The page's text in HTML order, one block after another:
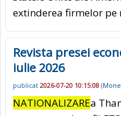
extinderea firmelor pe
Revista presei
iulie 2026
publicat 2026-07-20 10:15:08 (
NATIONALIZAREa